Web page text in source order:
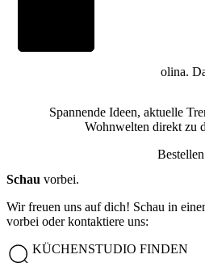
olina.
Spannende Ideen, aktuelle
Wohnwelten direkt zu
Bestellen
Schau vorbei.
Wir freuen uns auf dich! Schau in
vorbei oder kontaktiere uns:
KÜCHENSTUDIO FINDEN